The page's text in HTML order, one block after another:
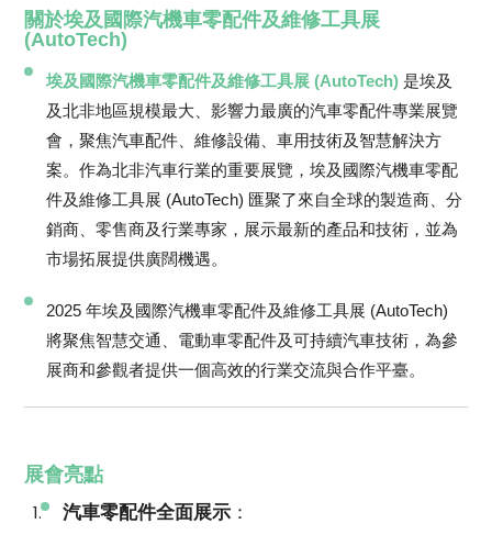
關於埃及國際汽機車零配件及維修工具展
(AutoTech)
埃及國際汽機車零配件及維修工具展 (AutoTech) 是埃及
及北非地區規模最大、影響力最廣的汽車零配件專業展覽
會，聚焦汽車配件、維修設備、車用技術及智慧解決方
案。作為北非汽車行業的重要展覽，埃及國際汽機車零配
件及維修工具展 (AutoTech) 匯聚了來自全球的製造商、分
銷商、零售商及行業專家，展示最新的產品和技術，並為
市場拓展提供廣闊機遇。
2025 年埃及國際汽機車零配件及維修工具展 (AutoTech)
將聚焦智慧交通、電動車零配件及可持續汽車技術，為參
展商和參觀者提供一個高效的行業交流與合作平臺。
展會亮點
汽車零配件全面展示 ：